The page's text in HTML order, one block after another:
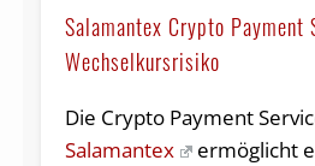
Salamantex Crypto Payment
Wechselkursrisiko
Die Crypto Payment
Salamantex
ermöglicht